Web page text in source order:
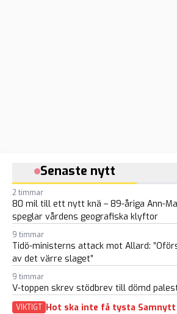
Senaste nytt
2 timmar
80 mil till ett nytt knä – 89-åriga Ann-
speglar vårdens geografiska klyftor
9 timmar
Tidö-ministerns attack mot Allard:
av det värre slaget”
9 timmar
V-toppen skrev stödbrev till dömd
VIKTIGT Hot ska inte få tysta Samnytt